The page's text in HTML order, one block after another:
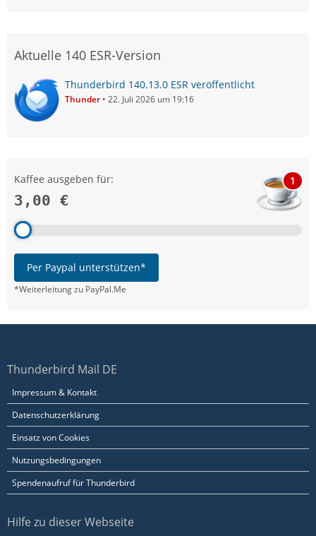
Aktuelle 140 ESR-Version
Thunderbird 140.13.0 ESR veröffentlicht
Thunder 22. Juli 2026 um 19:16
Kaffee ausgeben für:
3,00 €
1
Per Paypal unterstützen*
*Weiterleitung zu PayPal.Me
Thunderbird Mail DE
Impressum & Kontakt
Datenschutzerklärung
Einsatz von Cookies
Nutzungsbedingungen
Spendenaufruf für Thunderbird
Hilfe zu dieser Webseite